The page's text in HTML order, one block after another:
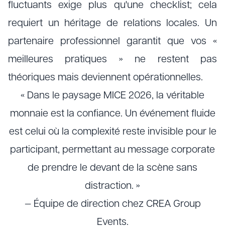
fluctuants exige plus qu'une checklist; cela
requiert un héritage de relations locales. Un
partenaire professionnel garantit que vos «
meilleures pratiques » ne restent pas
théoriques mais deviennent opérationnelles.
« Dans le paysage MICE 2026, la véritable
monnaie est la confiance. Un événement fluide
est celui où la complexité reste invisible pour le
participant, permettant au message corporate
de prendre le devant de la scène sans
distraction. »
— Équipe de direction chez CREA Group
Events.